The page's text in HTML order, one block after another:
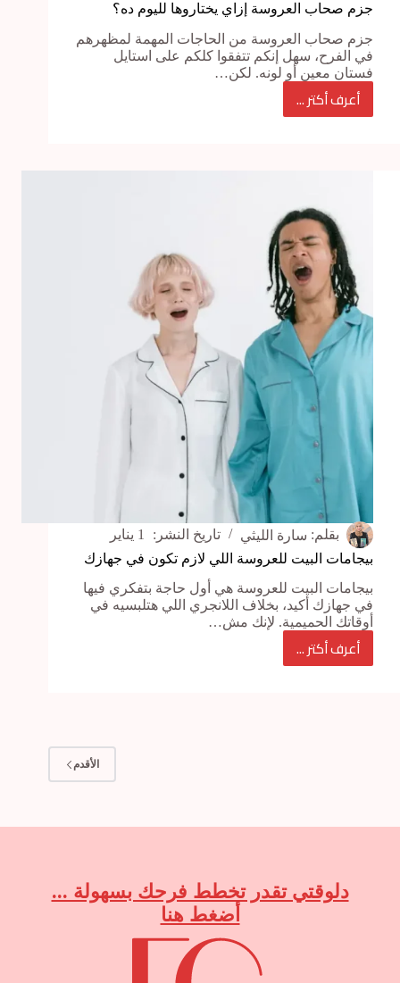
جزم صحاب العروسة إزاي يختاروها لليوم ده؟
جزم صحاب العروسة من الحاجات المهمة لمظهرهم
في الفرح، سهل إنكم تتفقوا كلكم على استايل
فستان معين أو لونه. لكن…
أعرف أكتر ...
جزم
يختاروها
لليوم
ده؟
بقلم: سارة الليثي تاريخ النشر:
بيجامات البيت للعروسة اللي لازم تكون في جهازك
بيجامات البيت للعروسة هي أول حاجة بتفكري فيها
في جهازك أكيد، بخلاف اللانجري اللي هتلبسيه في
أوقاتك الحميمية. لإنك مش…
أعرف أكتر ...
بيجامات
الأقدم
دلوقتي تقدر تخطط فرحك بسهولة ...
أضغط هنا